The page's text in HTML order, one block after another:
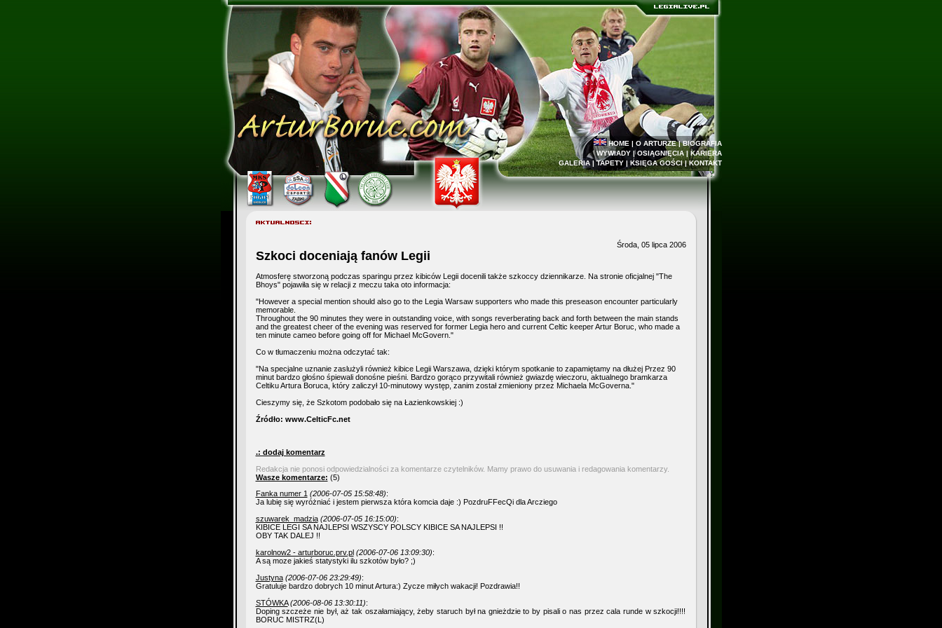
HOME | O ARTURZE|BIOGRAFIA
WYWIADY|OSIĄGNIĘCIA|KARIERA
GALERIA|TAPETY| KSIĘGA GOŚCI|KONTAKT
Środa, 05 lipca 2006
Szkoci doceniają fanów Legii
Atmosferę stworzoną podczas sparingu przez kibiców Legii docenili także szkoccy dziennikarze. Na stronie oficjalnej "The
Bhoys" pojawiła się w relacji z meczu taka oto informacja:
"However a special mention should also go to the Legia Warsaw supporters who made this preseason encounter particularly
memorable.
Throughout the 90 minutes they were in outstanding voice, with songs reverberating back and forth between the main stands
and the greatest cheer of the evening was reserved for former Legia hero and current Celtic keeper Artur Boruc, who made a
ten minute cameo before going off for Michael McGovern."
Co w tłumaczeniu można odczytać tak:
"Na specjalne uznanie zaslużyli również kibice Legii Warszawa, dzięki którym spotkanie to zapamiętamy na dłużej Przez 90
minut bardzo głośno śpiewali donośne pieśni. Bardzo gorąco przywitali również gwiazdę wieczoru, aktualnego bramkarza
Celtiku Artura Boruca, który zaliczył 10-minutowy występ, zanim został zmieniony przez Michaela McGoverna."
Cieszymy się, że Szkotom podobało się na Łazienkowskiej :)
Źródło: www.CelticFc.net
.: dodaj komentarz
Redakcja nie ponosi odpowiedzialności za komentarze czytelników. Mamy prawo do usuwania i redagowania komentarzy.
Wasze komentarze: (5)
Fanka numer 1 (2006-07-05 15:58:48):
Ja lubię się wyróżniać i jestem pierwsza która komcia daje :) PozdruFFecQi dla Arcziego
szuwarek_madzia (2006-07-05 16:15:00):
KIBICE LEGI SA NAJLEPSI WSZYSCY POLSCY KIBICE SA NAJLEPSI !!
OBY TAK DALEJ !!
karolnow2 - arturboruc.prv.pl (2006-07-06 13:09:30):
A są moze jakieś statystyki ilu szkotów było? ;)
Justyna (2006-07-06 23:29:49):
Gratuluje bardzo dobrych 10 minut Artura:) Zycze miłych wakacji! Pozdrawia!!
STÓWKA (2006-08-06 13:30:11):
Doping szczeże nie był, aż tak oszałamiający, żeby staruch był na gnieżdzie to by pisali o nas przez cala runde w szkocji!!!!
BORUC MISTRZ(L)